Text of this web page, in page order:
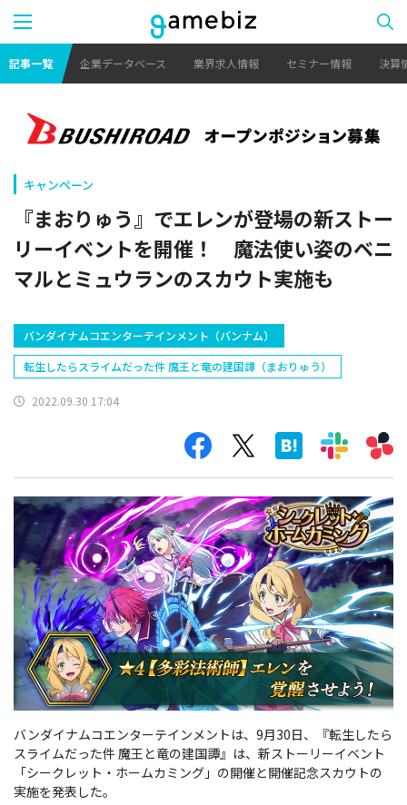
記事一覧 企業データベース 業界求人情報 セミナー情報 決算
キャンペーン
『まおりゅう』でエレンが登場の新ストー
リーイベントを開催！ 魔法使い姿のベニ
マルとミュウランのスカウト実施も
バンダイナムコエンターテインメント（バンナム）
転生したらスライムだった件 魔王と竜の建国譚（まおりゅう）
2022.09.30 17:04
バンダイナムコエンターテインメントは、9月30日、『転生したら
スライムだった件 魔王と竜の建国譚』は、新ストーリーイベント
「シークレット・ホームカミング」の開催と開催記念スカウトの
実施を発表した。